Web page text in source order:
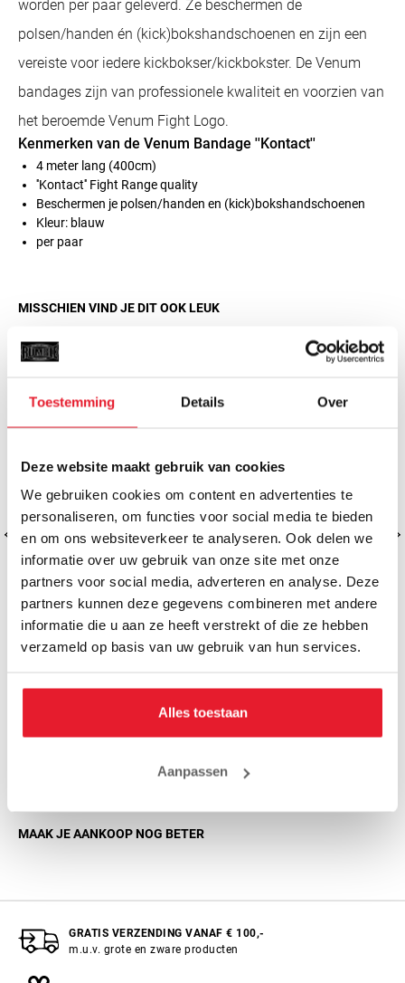
Toestemming Details Over
Deze website maakt gebruik van cookies
We gebruiken cookies om content en advertenties te
personaliseren, om functies voor social media te bieden
en om ons websiteverkeer te analyseren. Ook delen we
informatie over uw gebruik van onze site met onze
partners voor social media, adverteren en analyse. Deze
partners kunnen deze gegevens combineren met andere
informatie die u aan ze heeft verstrekt of die ze hebben
verzameld op basis van uw gebruik van hun services.
Alles toestaan
Aanpassen
worden per paar geleverd. Ze beschermen de
polsen/handen én (kick)bokshandschoenen en zijn een
vereiste voor iedere kickbokser/kickbokster. De Venum
bandages zijn van professionele kwaliteit en voorzien van
het beroemde Venum Fight Logo.
Kenmerken van de Venum Bandage ''Kontact''
4 meter lang (400cm)
''Kontact'' Fight Range quality
Beschermen je polsen/handen en (kick)bokshandschoenen
Kleur: blauw
per paar
MISSCHIEN VIND JE DIT OOK LEUK
SALE
€8.95
SALE
MAAK JE AANKOOP NOG BETER
GRATIS VERZENDING VANAF € 100,-
m.u.v. grote en zware producten